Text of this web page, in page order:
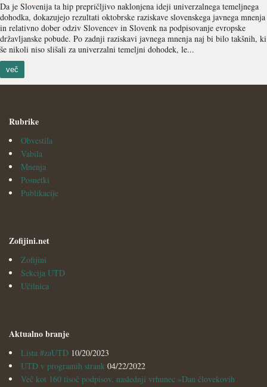
Da je Slovenija ta hip prepričljivo naklonjena ideji univerzalnega temeljnega
dohodka, dokazujejo rezultati oktobrske raziskave slovenskega javnega mnenja
in relativno dober odziv Slovencev in Slovenk na podpisovanje evropske
državljanske pobude. Po zadnji raziskavi javnega mnenja naj bi bilo takšnih, ki
še nikoli niso slišali za univerzalni temeljni dohodek, le...
več
Rubrike
Obvestila
Vabila
Mnenja
Posnetki
Publikacije
Zofijini.net
Zofijini
Sekcija UTD
Učilnica
Aktualno branje
Lista #zaUTD 10/20/2023
UTD v programih strank 04/22/2022
Več kot 160 tisoč podpisov, naslednji vrhunec »Dan človekovih